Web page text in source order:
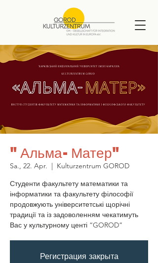
"Альма-Матер"
Sa., 22. Apr.
  |
Kulturzentrum GOROD
Студенти факультету математики та
інформатики та факультету філософії
продовжують університетські щорічні
традиції та із задоволенням чекатимуть
Вас у культурному центі “GOROD”
Регистрация закрыта